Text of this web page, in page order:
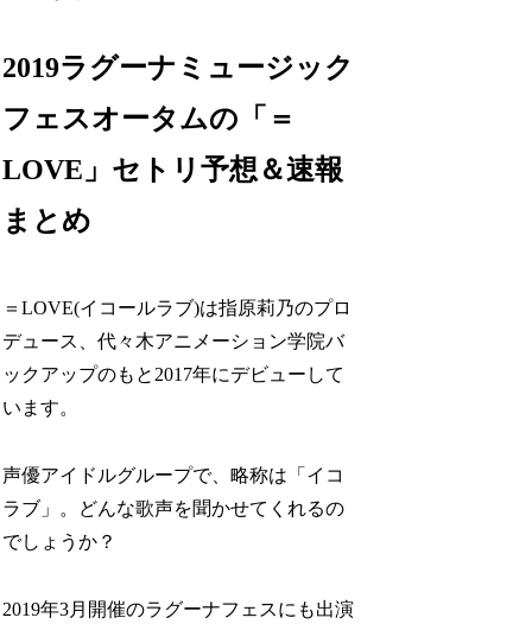
2019ラグーナミュージック
フェスオータムの「＝
LOVE」セトリ予想＆速報
まとめ
＝LOVE(イコールラブ)は指原莉乃のプロ
デュース、代々木アニメーション学院バ
ックアップのもと2017年にデビューして
います。
声優アイドルグループで、略称は「イコ
ラブ」。どんな歌声を聞かせてくれるの
でしょうか？
2019年3月開催のラグーナフェスにも出演